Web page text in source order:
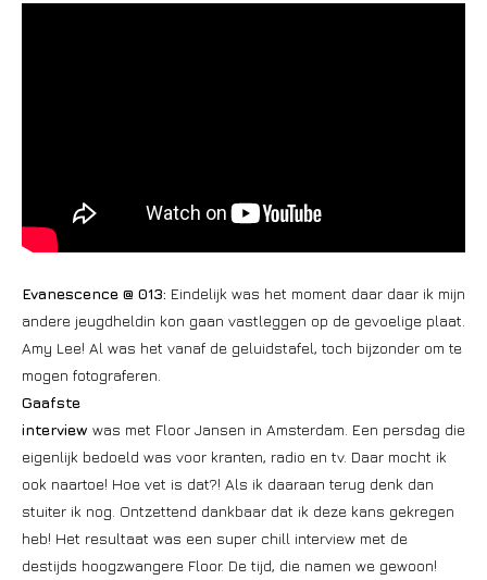
Evanescence @ 013: Eindelijk was het moment daar daar ik mijn
andere jeugdheldin kon gaan vastleggen op de gevoelige plaat.
Amy Lee! Al was het vanaf de geluidstafel, toch bijzonder om te
mogen fotograferen.
Gaafste
interview was met Floor Jansen in Amsterdam. Een persdag die
eigenlijk bedoeld was voor kranten, radio en tv. Daar mocht ik
ook naartoe! Hoe vet is dat?! Als ik daaraan terug denk dan
stuiter ik nog. Ontzettend dankbaar dat ik deze kans gekregen
heb! Het resultaat was een super chill interview met de
destijds hoogzwangere Floor. De tijd, die namen we gewoon!